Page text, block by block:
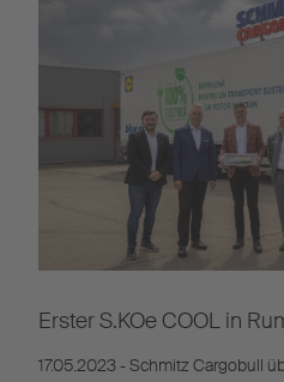
Erster S.KOe COOL in
17.05.2023 - Schmitz Cargobull